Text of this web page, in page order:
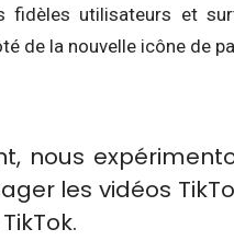
fidèles utilisateurs et
de la nouvelle icône de
nous
les vidéos